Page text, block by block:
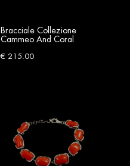
Bracciale Collezione
Cammeo And Coral
€ 215.00